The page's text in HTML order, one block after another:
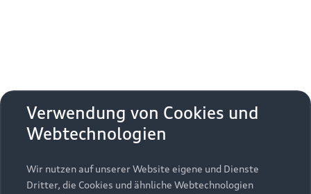
Zurück nach oben
Modelle
Alle Modelle
Kaufen & leasen
Verwendung von Cookies und
Webtechnologien
Wir nutzen auf unserer Website eigene und Dienste
Dritter, die Cookies und ähnliche Webtechnologien